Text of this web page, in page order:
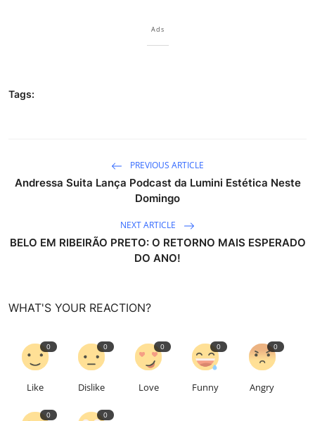
Ads
Tags:
PREVIOUS ARTICLE
Andressa Suita Lança Podcast da Lumini Estética Neste
Domingo
NEXT ARTICLE
BELO EM RIBEIRÃO PRETO: O RETORNO MAIS ESPERADO
DO ANO!
WHAT'S YOUR REACTION?
0
Like
0
Dislike
0
Love
0
Funny
0
Angry
0 0